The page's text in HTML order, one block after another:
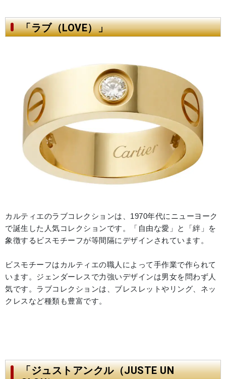
「ラブ（LOVE）」
カルティエのラブコレクションは、1970年代にニューヨーク
で誕生した人気コレクションです。「自由な愛」と「絆」を
象徴するビスモチーフが等間隔にデザインされています。
ビスモチーフはカルティエの職人によって手作業で作られて
います。ジェンダーレスで力強いデザインは男女を問わず人
気です。ラブコレクションは、ブレスレットやリング、ネッ
クレスなど種類も豊富です。
「ジュストアンクル（JUSTE UN